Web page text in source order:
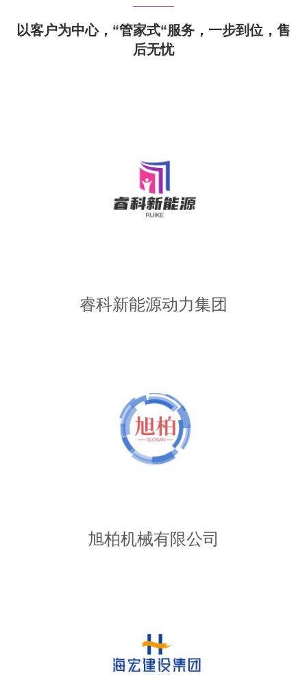
以客户为中心，“管家式“服务，一步到位，售
后无忧
睿科新能源动力集团
旭柏机械有限公司